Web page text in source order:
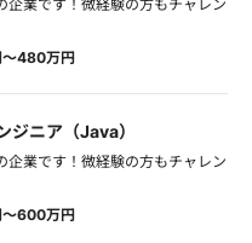
企業です！微経験の方もチャレン
480万円
ジニア（Java）
企業です！微経験の方もチャレン
600万円